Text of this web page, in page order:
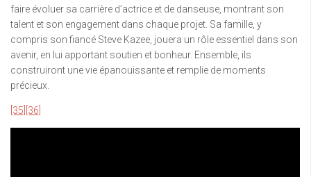
faire évoluer sa carrière d’actrice et de danseuse, montrant son
talent et son engagement dans chaque projet. Sa famille, y
compris son fiancé Steve Kazee, jouera un rôle essentiel dans son
avenir, en lui apportant soutien et bonheur. Ensemble, ils
construiront une vie épanouissante et remplie de moments
précieux.
[35] [36]